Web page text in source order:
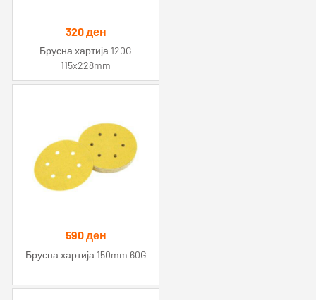
320 ден
Брусна хартија 120G
115x228mm
590ден
Брусна хартија 150mm 60G